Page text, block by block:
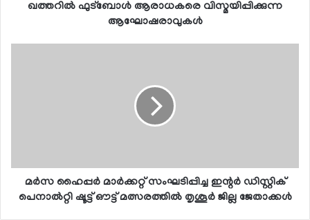
ഖത്തറില്‍ ഫുട്‌ബോള്‍ ആരാധകരെ വിസ്മയിപ്പിക്കുന്ന
ആഘോഷരാവുകള്‍
മര്‍സ ഹൈപ്പര്‍ മാര്‍ക്കറ്റ് സംഘടിപ്പിച്ച ഇന്റര്‍ ഡിസ്റ്റിക്
പെനാല്‍റ്റി ഷൂട്ട് ഔട്ട് മത്സരത്തില്‍ തൃശൂര്‍ ജില്ല ജേതാക്കള്‍